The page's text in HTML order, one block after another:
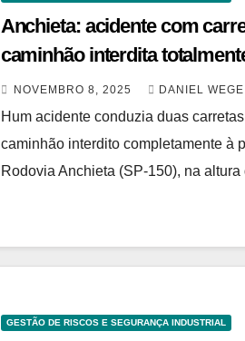
Anchieta: acidente com
caminhão interdita
– dgabc
NOVEMBRO 8, 2025 DANIEL WEGE
Hum acidente conduzia duas
caminhão interdito completamente à
Rodovia Anchieta (SP-150), na
GESTÃO DE RISCOS E SEGURANÇA INDUSTRIAL